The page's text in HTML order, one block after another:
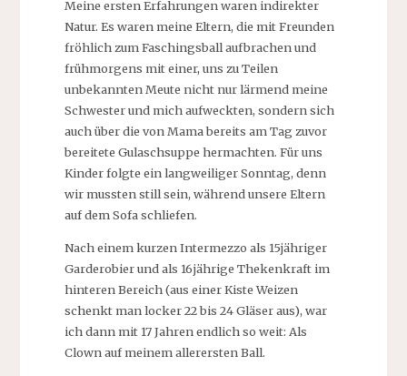
Meine ersten Erfahrungen waren indirekter
Natur. Es waren meine Eltern, die mit Freunden
fröhlich zum Faschingsball aufbrachen und
frühmorgens mit einer, uns zu Teilen
unbekannten Meute nicht nur lärmend meine
Schwester und mich aufweckten, sondern sich
auch über die von Mama bereits am Tag zuvor
bereitete Gulaschsuppe hermachten. Für uns
Kinder folgte ein langweiliger Sonntag, denn
wir mussten still sein, während unsere Eltern
auf dem Sofa schliefen.
Nach einem kurzen Intermezzo als 15jähriger
Garderobier und als 16jährige Thekenkraft im
hinteren Bereich (aus einer Kiste Weizen
schenkt man locker 22 bis 24 Gläser aus), war
ich dann mit 17 Jahren endlich so weit: Als
Clown auf meinem allerersten Ball.